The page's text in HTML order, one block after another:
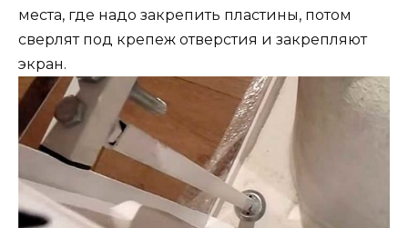
места, где надо закрепить пластины, потом
сверлят под крепеж отверстия и закрепляют
экран.